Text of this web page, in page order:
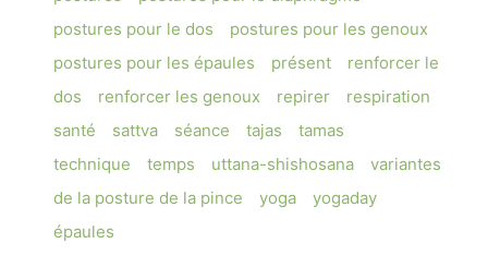
postures pour le dos
postures pour les genoux
postures pour les épaules
présent
renforcer le
dos
renforcer les genoux repirer
respiration
santé
sattva séance tajas
tamas
technique
temps uttana-shishosana
variantes
de la posture de la pince
yoga
yogaday
épaules